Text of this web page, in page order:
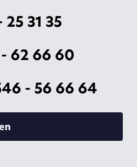
31 35
62 66 60
- 56 66 64